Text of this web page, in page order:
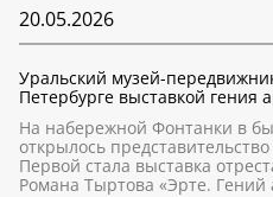
20.05.2026
Уральский музей-
Петербурге выставкой гения
На набережной Фонтанки в
открылось
Первой стала выставка
Романа Тыртова «Эрте. Гений